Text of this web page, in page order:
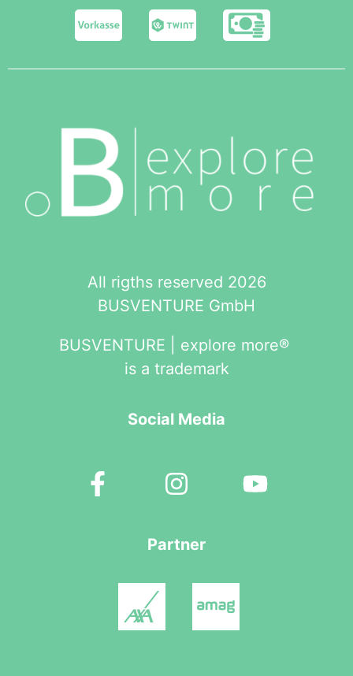
All rigths reserved 2026
BUSVENTURE GmbH
BUSVENTURE | explore more®
is a trademark
Social Media
Partner